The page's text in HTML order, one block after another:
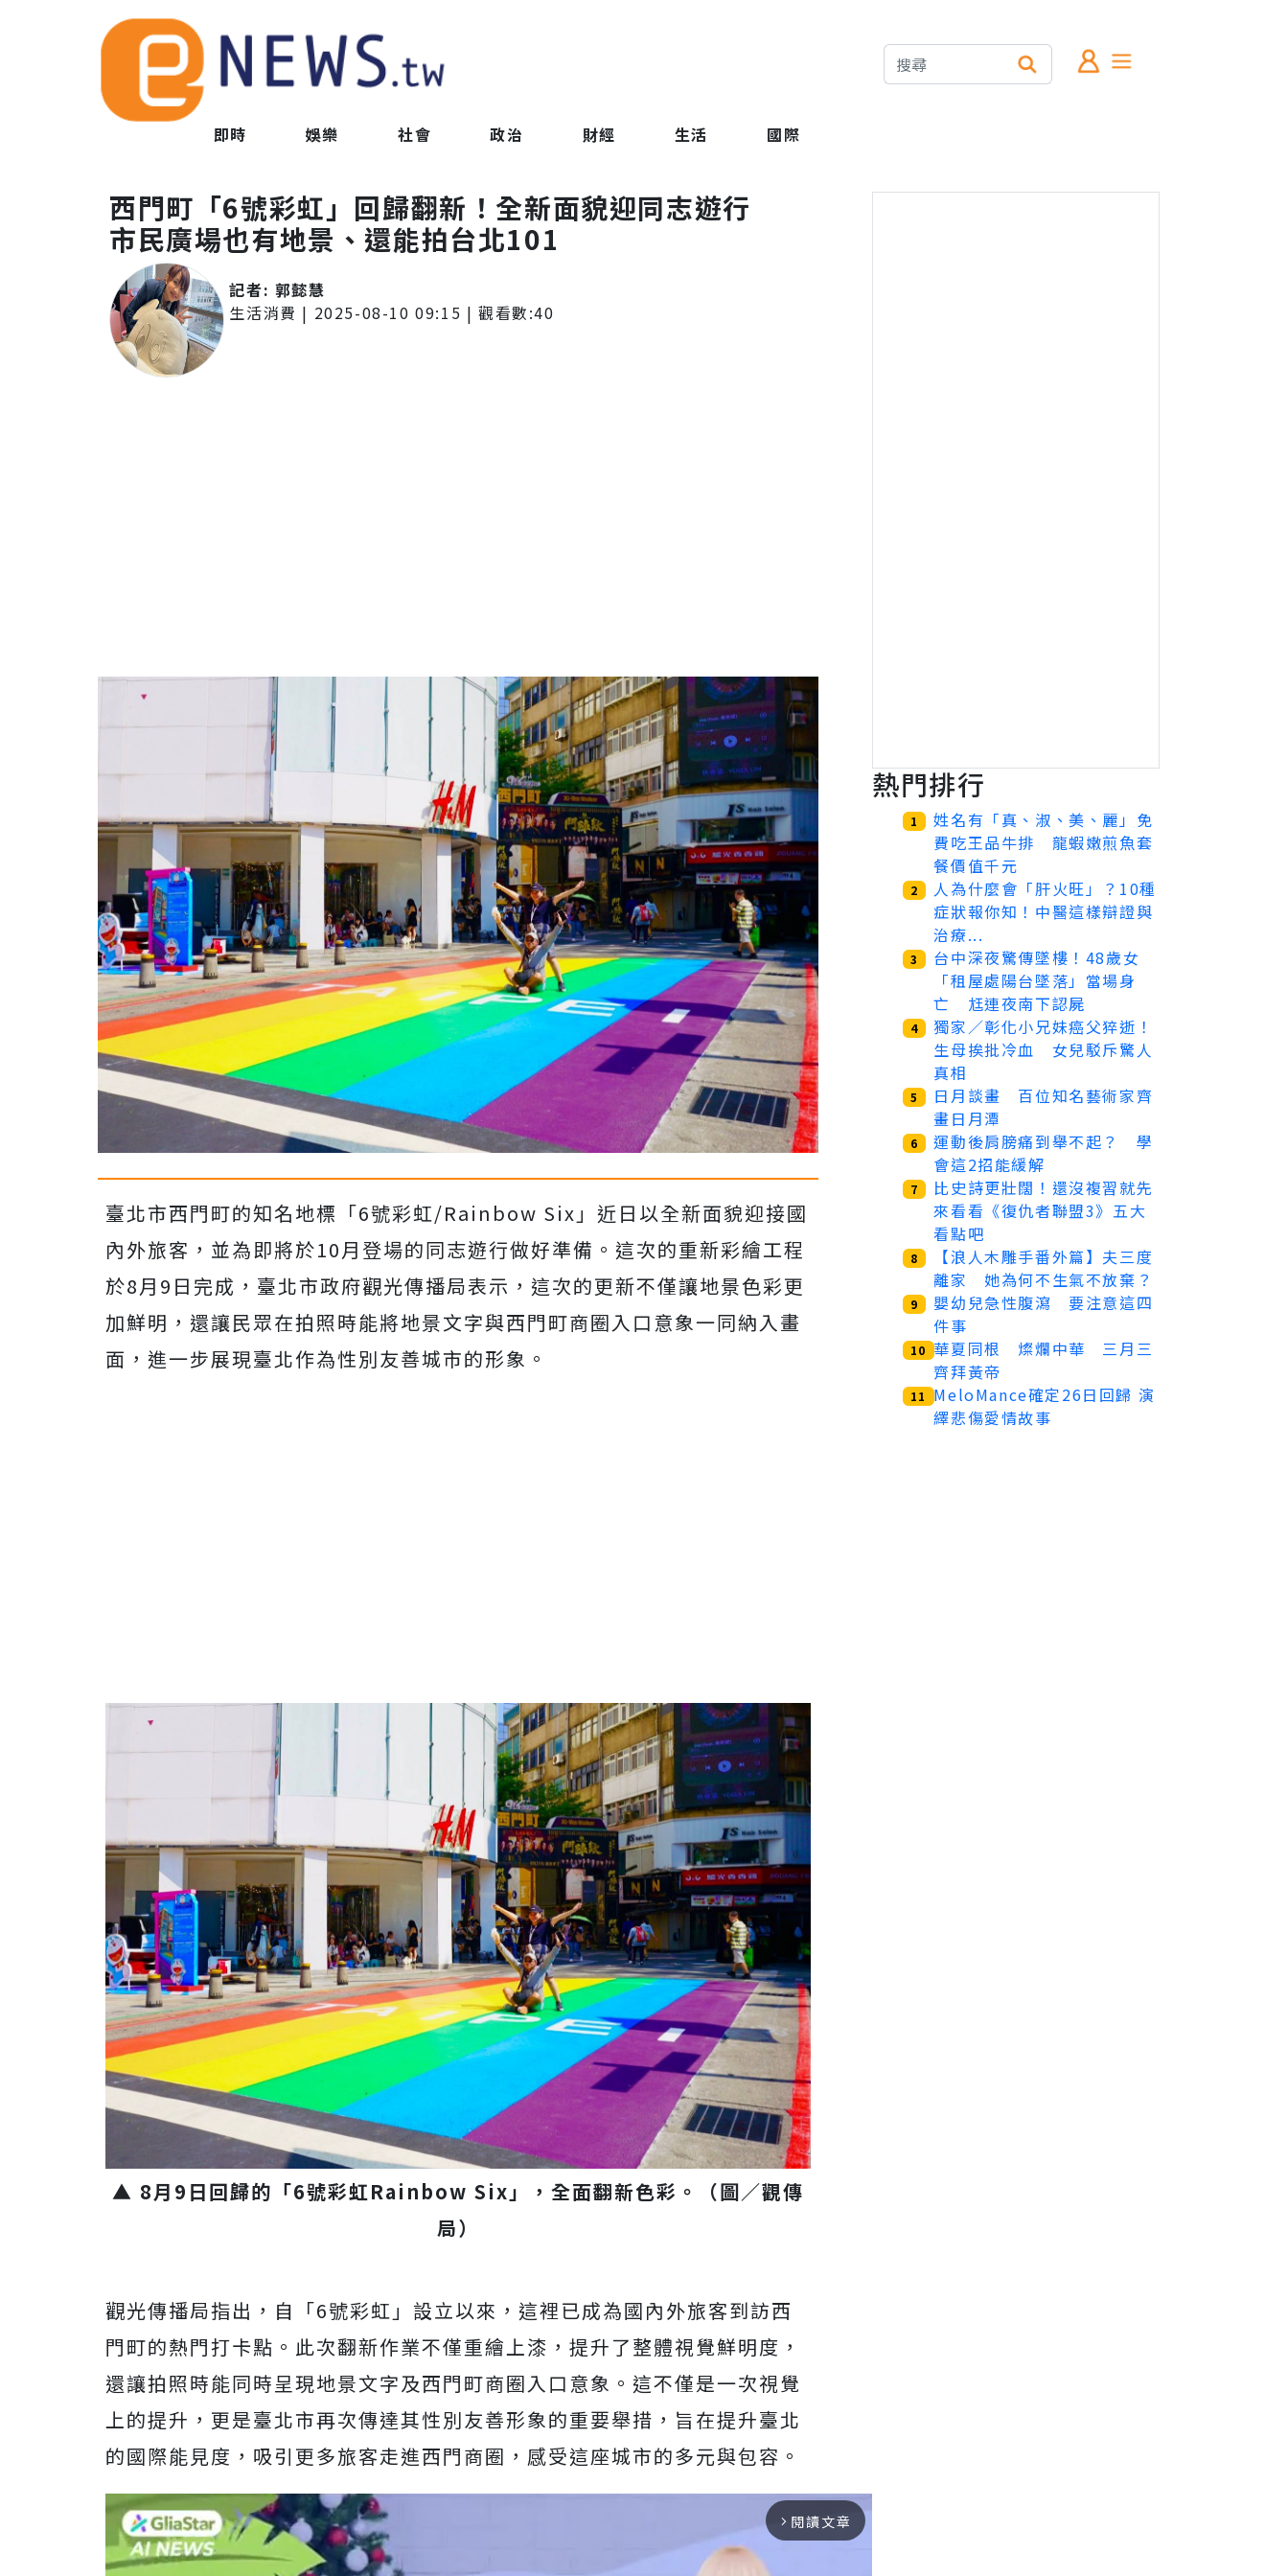
即時 娛樂 社會 政治 財經 生活 國際
西門町「6號彩虹」回歸翻新！全新面貌迎同志遊行
市民廣場也有地景、還能拍台北101
記者: 郭懿慧
生活消費 | 2025-08-10 09:15 | 觀看數:40
臺北市西門町的知名地標「6號彩虹/Rainbow Six」近日以全新面貌迎接國
內外旅客，並為即將於10月登場的同志遊行做好準備。這次的重新彩繪工程
於8月9日完成，臺北市政府觀光傳播局表示，這次的更新不僅讓地景色彩更
加鮮明，還讓民眾在拍照時能將地景文字與西門町商圈入口意象一同納入畫
面，進一步展現臺北作為性別友善城市的形象。
▲ 8月9日回歸的「6號彩虹Rainbow Six」，全面翻新色彩。（圖／觀傳
局）
觀光傳播局指出，自「6號彩虹」設立以來，這裡已成為國內外旅客到訪西
門町的熱門打卡點。此次翻新作業不僅重繪上漆，提升了整體視覺鮮明度，
還讓拍照時能同時呈現地景文字及西門町商圈入口意象。這不僅是一次視覺
上的提升，更是臺北市再次傳達其性別友善形象的重要舉措，旨在提升臺北
的國際能見度，吸引更多旅客走進西門商圈，感受這座城市的多元與包容。
arrow_forward_ios 閱讀文章
熱門排行
1
姓名有「真、淑、美、麗」免
費吃王品牛排 龍蝦嫩煎魚套
餐價值千元
2
人為什麼會「肝火旺」？10種
症狀報你知！中醫這樣辯證與
治療...
3
台中深夜驚傳墜樓！48歲女
「租屋處陽台墜落」當場身
亡 尪連夜南下認屍
4
獨家／彰化小兄妹癌父猝逝！
生母挨批冷血 女兒駁斥驚人
真相
5
日月談畫 百位知名藝術家齊
畫日月潭
6
運動後肩膀痛到舉不起？ 學
會這2招能緩解
7
比史詩更壯闊！還沒複習就先
來看看《復仇者聯盟3》五大
看點吧
8
【浪人木雕手番外篇】夫三度
離家 她為何不生氣不放棄？
9
嬰幼兒急性腹瀉 要注意這四
件事
10 華夏同根 燦爛中華 三月三
齊拜黃帝
11
MeloMance確定26日回歸 演
繹悲傷愛情故事